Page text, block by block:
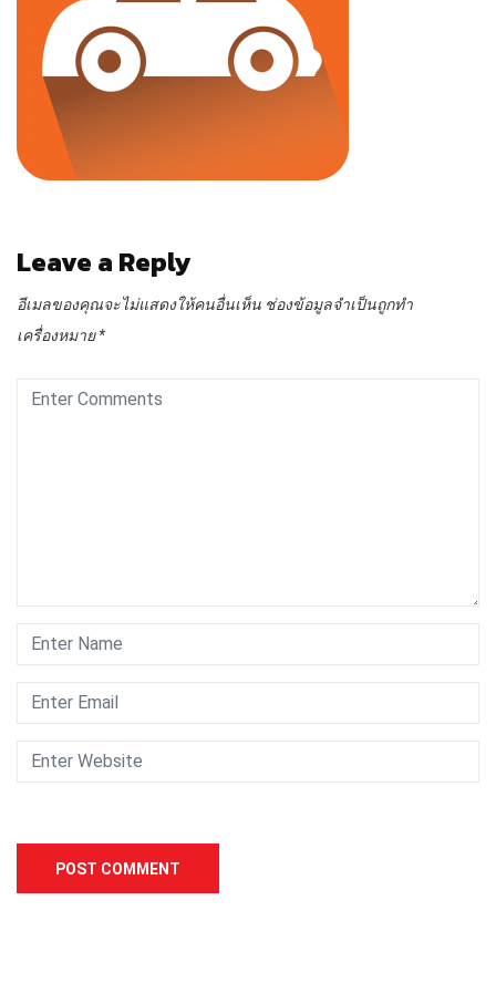
Leave a Reply
อีเมลของคุณจะไม่แสดงให้คนอื่นเห็น ช่องข้อมูลจำเป็นถูกทำ
เครื่องหมาย*